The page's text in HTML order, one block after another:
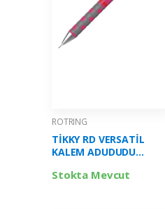
ROTRING
TİKKY RD VERSATİL
KALEM ADUDUDU
2214581
Stokta Mevcut